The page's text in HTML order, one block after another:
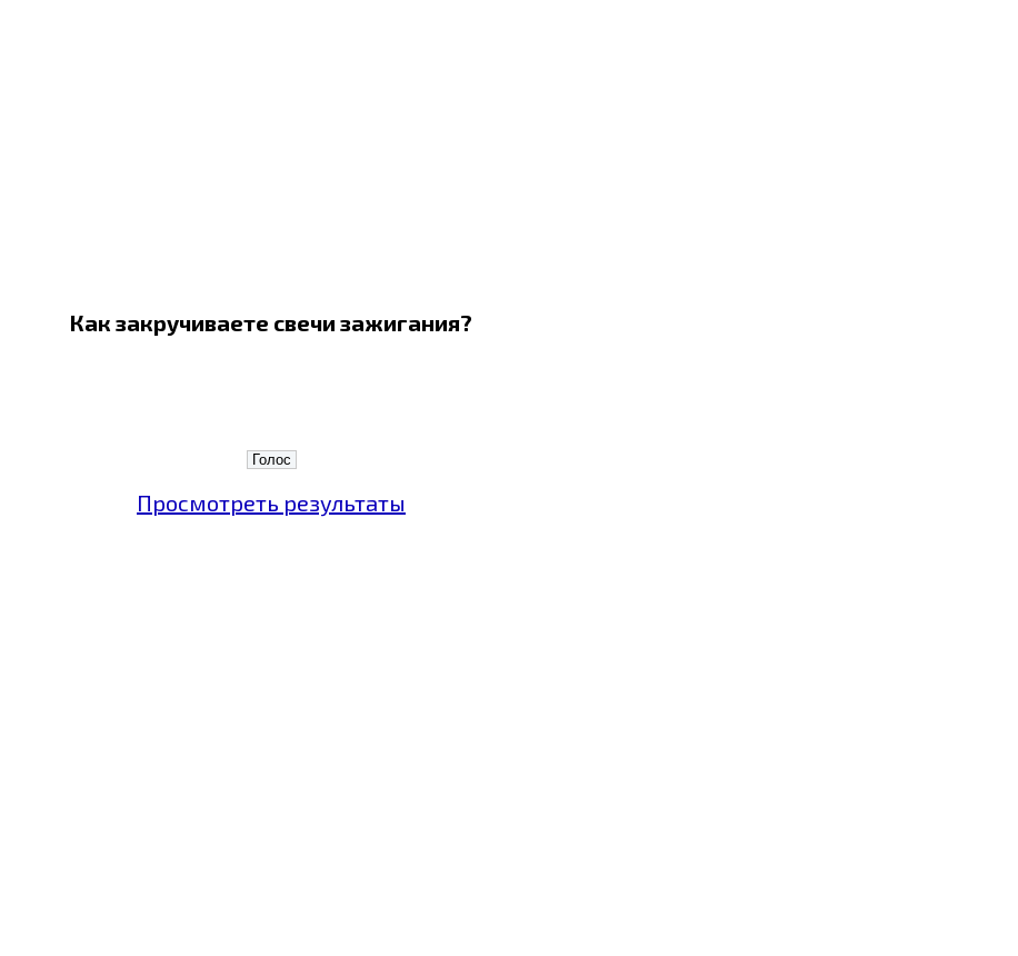
Как закручиваете свечи зажигания?
Просмотреть результаты